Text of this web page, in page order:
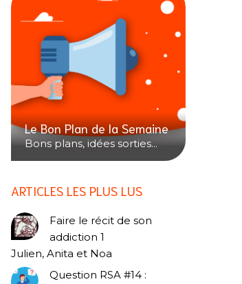
Le Bon Plan de la Semaine
Bons plans, idées sorties...
ARTICLES LES PLUS LUS
Faire le récit de son
addiction 1
Julien, Anita et Noa
Question RSA #14 :